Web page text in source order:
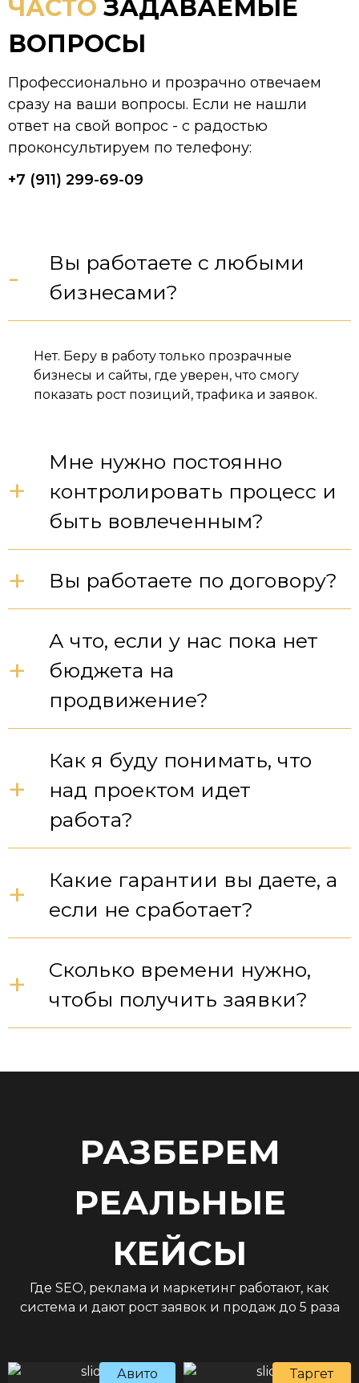
ЧАСТО ЗАДАВАЕМЫЕ
ВОПРОСЫ
Профессионально и прозрачно отвечаем
сразу на ваши вопросы. Если не нашли
ответ на свой вопрос - с радостью
проконсультируем по телефону:
+7 (911) 299-69-09
Вы работаете с любыми
бизнесами?
-
Нет. Беру в работу только прозрачные
бизнесы и сайты, где уверен, что смогу
показать рост позиций, трафика и заявок.
Мне нужно постоянно
контролировать процесс и
быть вовлеченным?
+
Вы работаете по договору?
+
А что, если у нас пока нет
бюджета на
продвижение?
+
Как я буду понимать, что
над проектом идет
работа?
+
Какие гарантии вы даете, а
если не сработает?
+
Сколько времени нужно,
чтобы получить заявки?
+
РАЗБЕРЕМ
РЕАЛЬНЫЕ
КЕЙСЫ
Где SEO, реклама и маркетинг работают, как
система и дают рост заявок и продаж до 5 раза
Авито Таргет